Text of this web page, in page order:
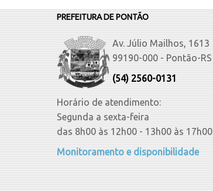
PREFEITURA DE PONTÃO
Av. Júlio Mailhos, 1613
99190-000 - Pontão-RS
(54) 2560-0131
Horário de atendimento:
Segunda a sexta-feira
das 8h00 às 12h00 - 13h00 às 17h00
Monitoramento e disponibilidade